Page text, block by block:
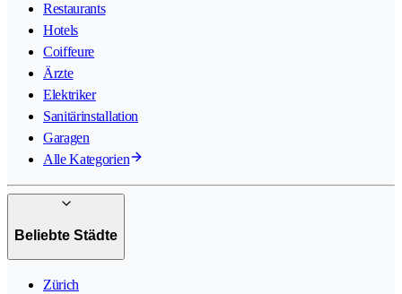
Restaurants
Hotels
Coiffeure
Ärzte
Elektriker
Sanitärinstallation
Garagen
Alle Kategorien
Beliebte Städte
Zürich